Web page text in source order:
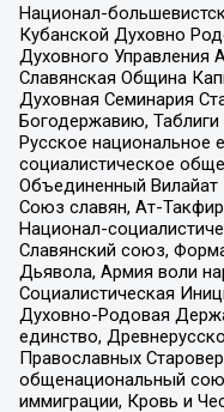
Национал-
Кубанской Духовно
Духовного Управления
Славянская Община
Духовная Семинария
Богодержавию,
Русское национальное
социалистическое
Объединенный Вилайат
Союз славян, Ат-
Национал-
Славянский союз,
Дьявола, Армия воли
Социалистическая
Духовно-Родовая
единство,
Православных
общенациональный
иммиграции, Кровь и